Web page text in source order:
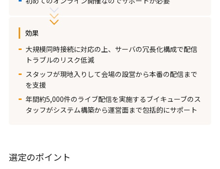
効果
大規模同時接続に対応の上、サーバの冗長化構成で配信
トラブルのリスク低減
スタッフが現地入りして会場の設営から本番の配信まで
を支援
年間約5,000件のライブ配信を実施するブイキューブのス
タッフがシステム構築から運営面まで包括的にサポート
選定のポイント